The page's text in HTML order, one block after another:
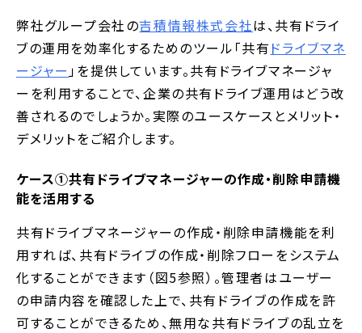
弊社グループ会社の吉積情報株式会社は、共有ドライ
ブの運用を効率化するためのツール「共有ドライブマネ
ージャー 」を提供しています。共有ドライブマネージャ
ーを利用することで、企業の共有ドライブ運用はどう改
善されるのでしょうか。実際のユースケースとメリット・
デメリットをご紹介します。
ケース①共有ドライブマネージャーの作成・削除申請機
能を活用する
共有ドライブマネージャーの作成・削除申請機能を利
用すれば、共有ドライブの作成・削除フローをシステム
化することができます（図5参照）。管理者はユーザー
の申請内容を確認した上で、共有ドライブの作成を許
可することができるため、無用な共有ドライブの乱立を